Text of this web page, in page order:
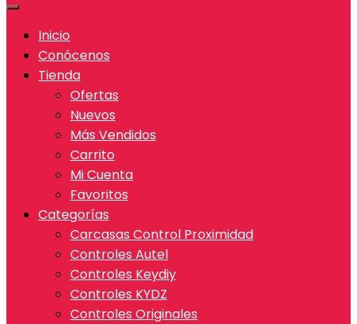
Inicio
Conócenos
Tienda
Ofertas
Nuevos
Más Vendidos
Carrito
Mi Cuenta
Favoritos
Categorías
Carcasas Control Proximidad
Controles Autel
Controles Keydiy
Controles KYDZ
Controles Originales